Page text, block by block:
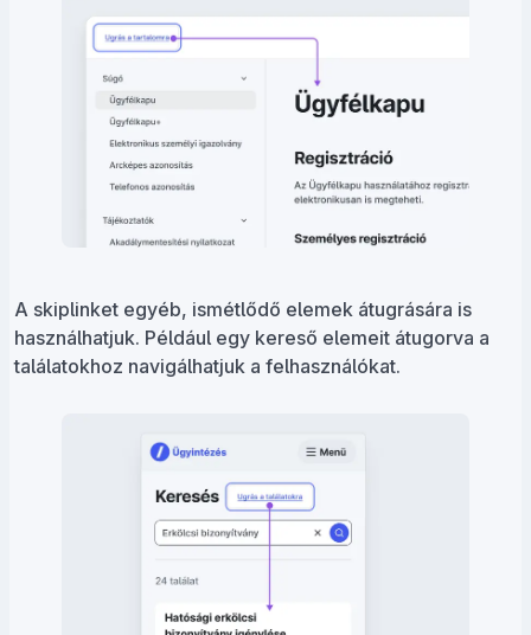
A skiplinket egyéb, ismétlődő elemek átugrására is
használhatjuk. Például egy kereső elemeit átugorva a
találatokhoz navigálhatjuk a felhasználókat.